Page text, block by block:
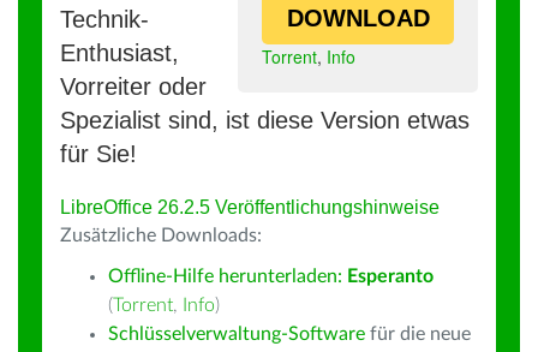
DOWNLOAD
Torrent, Info
Technik-
Enthusiast,
Vorreiter oder
Spezialist sind, ist diese Version etwas
für Sie!
LibreOffice 26.2.5 Veröffentlichungshinweise
Zusätzliche Downloads:
Offline-Hilfe herunterladen: Esperanto
(Torrent, Info)
Schlüsselverwaltung-Software für die neue